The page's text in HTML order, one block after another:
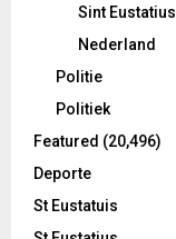
Sint Eustatius
Nederland
Politie
Politiek
Featured (20,496)
Deporte
St Eustatuis